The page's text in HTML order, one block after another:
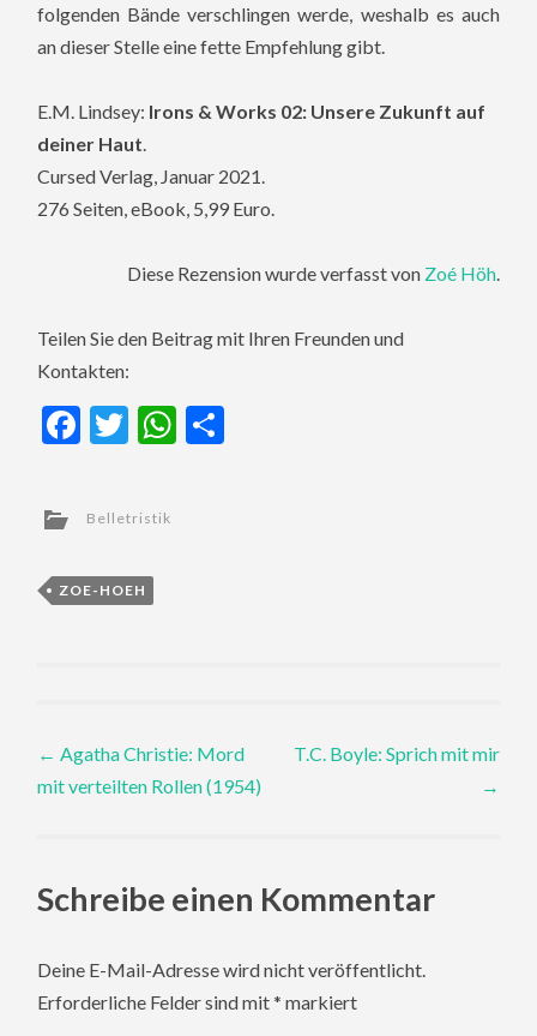
folgenden Bände verschlingen werde, weshalb es auch
an dieser Stelle eine fette Empfehlung gibt.
E.M. Lindsey: Irons & Works 02: Unsere Zukunft auf
deiner Haut.
Cursed Verlag, Januar 2021.
276 Seiten, eBook, 5,99 Euro.
Diese Rezension wurde verfasst von Zoé Höh.
Teilen Sie den Beitrag mit Ihren Freunden und
Kontakten:
Facebook
TwitterWhatsApp
Belletristik
ZOE-HOEH
Post
navigation
← Agatha Christie: Mord
mit verteilten Rollen (1954)
T.C. Boyle: Sprich mit mir
→
Schreibe einen Kommentar
Deine E-Mail-Adresse wird nicht veröffentlicht.
Erforderliche Felder sind mit* markiert